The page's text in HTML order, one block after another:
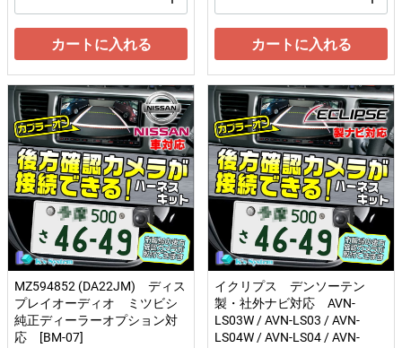
カートに入れる カートに入れる
MZ594852 (DA22JM) ディス
プレイオーディオ ミツビシ
純正ディーラーオプション対
応 [BM-07]
イクリプス デンソーテン
製・社外ナビ対応 AVN-
LS03W / AVN-LS03 / AVN-
LS04W / AVN-LS04 / AVN-